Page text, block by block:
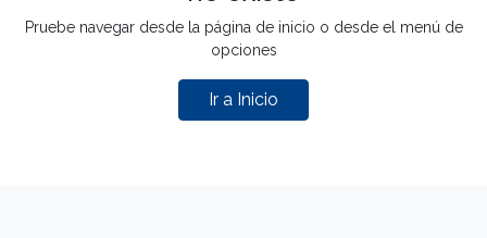
Pruebe navegar desde la página de inicio o desde el menú de
opciones
Ir a Inicio